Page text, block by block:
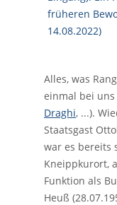
Alles, was
einmal bei uns
Draghi, ...).
Staatsgast
war es bereits
Kneippkurort,
Funktion als
Heuß